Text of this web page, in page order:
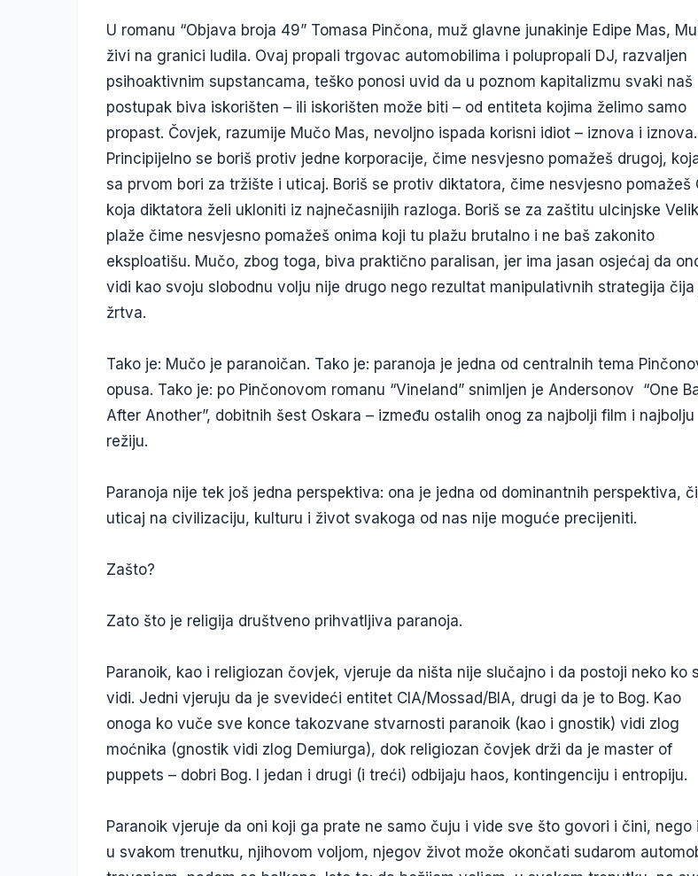
U romanu “Objava broja 49” Tomasa Pinčona, muž glavne junakinje Edipe Mas,
živi na granici ludila. Ovaj propali trgovac automobilima i polupropali DJ, razvaljen
psihoaktivnim supstancama, teško ponosi uvid da u poznom kapitalizmu svaki naš
postupak biva iskorišten – ili iskorišten može biti – od entiteta kojima želimo samo
propast. Čovjek, razumije Mučo Mas, nevoljno ispada korisni idiot – iznova i iznova.
Principijelno se boriš protiv jedne korporacije, čime nesvjesno pomažeš drugoj,
sa prvom bori za tržište i uticaj. Boriš se protiv diktatora, čime nesvjesno pomažeš
koja diktatora želi ukloniti iz najnečasnijih razloga. Boriš se za zaštitu ulcinjske
plaže čime nesvjesno pomažeš onima koji tu plažu brutalno i ne baš zakonito
eksploatišu. Mučo, zbog toga, biva praktično paralisan, jer ima jasan osjećaj da
vidi kao svoju slobodnu volju nije drugo nego rezultat manipulativnih strategija čija
žrtva.
Tako je: Mučo je paranoičan. Tako je: paranoja je jedna od centralnih tema
opusa. Tako je: po Pinčonovom romanu “Vineland” snimljen je Andersonov “One
After Another”, dobitnih šest Oskara – između ostalih onog za najbolji film i najbolju
režiju.
Paranoja nije tek još jedna perspektiva: ona je jedna od dominantnih perspektiva,
uticaj na civilizaciju, kulturu i život svakoga od nas nije moguće precijeniti.
Zašto?
Zato što je religija društveno prihvatljiva paranoja.
Paranoik, kao i religiozan čovjek, vjeruje da ništa nije slučajno i da postoji neko ko
vidi. Jedni vjeruju da je svevideći entitet CIA/Mossad/BIA, drugi da je to Bog. Kao
onoga ko vuče sve konce takozvane stvarnosti paranoik (kao i gnostik) vidi zlog
moćnika (gnostik vidi zlog Demiurga), dok religiozan čovjek drži da je master of
puppets – dobri Bog. I jedan i drugi (i treći) odbijaju haos, kontingenciju i entropiju.
Paranoik vjeruje da oni koji ga prate ne samo čuju i vide sve što govori i čini, nego
u svakom trenutku, njihovom voljom, njegov život može okončati sudarom